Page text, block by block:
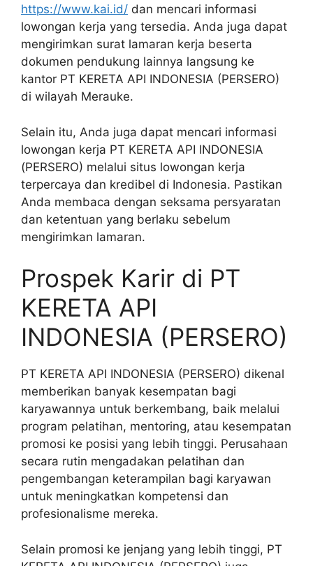
https://www.kai.id/ dan mencari informasi
lowongan kerja yang tersedia. Anda juga dapat
mengirimkan surat lamaran kerja beserta
dokumen pendukung lainnya langsung ke
kantor PT KERETA API INDONESIA (PERSERO)
di wilayah Merauke.
Selain itu, Anda juga dapat mencari informasi
lowongan kerja PT KERETA API INDONESIA
(PERSERO) melalui situs lowongan kerja
terpercaya dan kredibel di Indonesia. Pastikan
Anda membaca dengan seksama persyaratan
dan ketentuan yang berlaku sebelum
mengirimkan lamaran.
Prospek Karir di PT
KERETA API
INDONESIA (PERSERO)
PT KERETA API INDONESIA (PERSERO) dikenal
memberikan banyak kesempatan bagi
karyawannya untuk berkembang, baik melalui
program pelatihan, mentoring, atau kesempatan
promosi ke posisi yang lebih tinggi. Perusahaan
secara rutin mengadakan pelatihan dan
pengembangan keterampilan bagi karyawan
untuk meningkatkan kompetensi dan
profesionalisme mereka.
Selain promosi ke jenjang yang lebih tinggi, PT